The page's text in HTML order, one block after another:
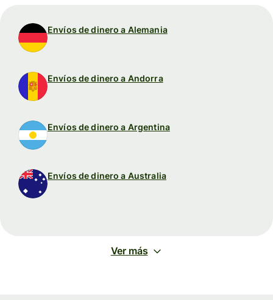
Envíos de dinero a Alemania
Envíos de dinero a Andorra
Envíos de dinero a Argentina
Envíos de dinero a Australia
Ver más